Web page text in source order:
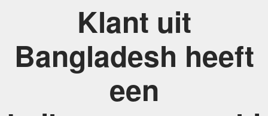
Klant uit
Bangladesh heeft
een